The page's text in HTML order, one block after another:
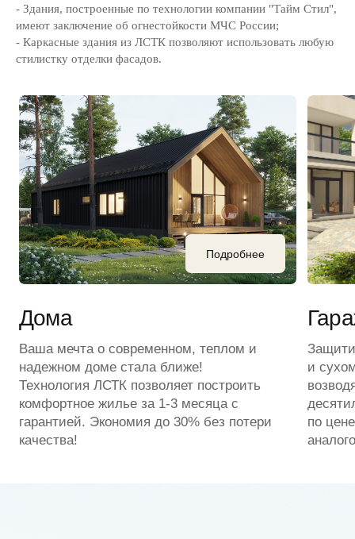
- Здания, построенные по технологии компании "Тайм Стил",
имеют заключение об огнестойкости МЧС России;
- Каркасные здания из ЛСТК позволяют использовать любую
стилистку отделки фасадов.
Отправить
Я подтверждаю ознакомление сПолитикой
конфиденциальности
Я подтверждаю ознакомление и даю
Согласие на
обработку моих персональных данныхв порядке и на
условиях, указанных вПользовательском соглашении